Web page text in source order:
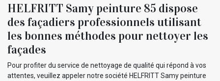
HELFRITT Samy peinture 85 dispose
des façadiers professionnels utilisant
les bonnes méthodes pour nettoyer les
façades
Pour profiter du service de nettoyage de qualité qui répond à vos
attentes, veuillez appeler notre société HELFRITT Samy peinture